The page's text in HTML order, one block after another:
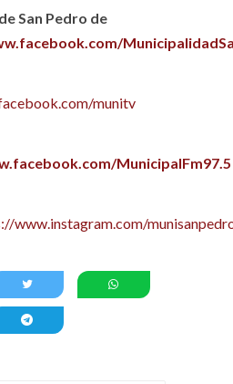
San Pedro de
munitv
MunicipalFm97.5
www.instagram.com/